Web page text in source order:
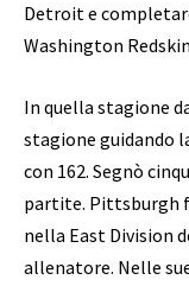
Detroit e
Washington
In quella stagione
stagione guidando
con 162. Segnò
partite. Pittsburgh
nella East Division
allenatore. Nelle